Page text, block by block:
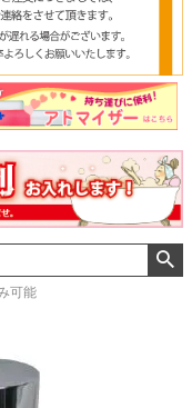
可能